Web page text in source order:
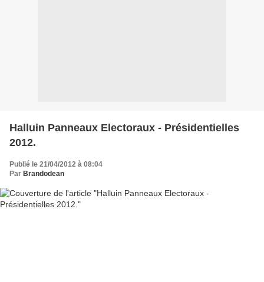
Halluin Panneaux Electoraux - Présidentielles
2012.
Publié le 21/04/2012 à 08:04
Par Brandodean